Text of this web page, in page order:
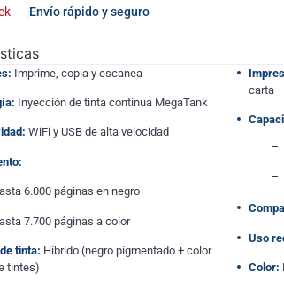
Envío rápido y seguro
Imprime, copia y escanea
Inyección de tinta continua MegaTank
WiFi y USB de alta velocidad
6.000 páginas en negro
7.700 páginas a color
tinta: Híbrido (negro pigmentado + color
tintes)
carta
Uso
Color: